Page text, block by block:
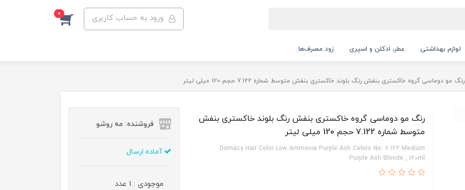
ورود به حساب کاربری 0
لوازم بهداشتی عطر، ادکلن و اسپری زود مصرف‌ها
رنگ مو دوماسی گروه خاکستری بنفش رنگ بلوند خاکستری بنفش متوسط شماره 7.122 حجم 120 میلی لیتر
رنگ مو دوماسی گروه خاکستری بنفش رنگ بلوند خاکستری بنفش
متوسط شماره 7.122 حجم 120 میلی لیتر
Domacy Hair Color Low Ammonia Purple Ash Colors No: 7.122 Medium
Purple Ash Blonde , 120ml
فروشنده: مه رو‌شو
آماده ارسال
موجودی : 1 عدد